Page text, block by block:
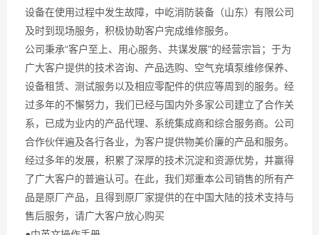
设备在使用过程中发生故障，中屹消防装备（山东）有限公司
及时到现场服务，积极协助客户完成维修服务。
公司秉承“客户至上、用心服务、共谋发展"的经营宗旨；于为
广大客户提供的技术咨询、产品选购、空气充填泵维修保养、
设备租赁、测试服务以及相应零配件的供应等周到的服务。经
过多年的不懈努力，我们已经与国内外多家公司建立了合作关
系，已成为业内的产品代理、系统集成商和综合服务商。公司
合作伙伴遍及各行各业，为客户提供物美价廉的产品和服务。
经过多年的发展，积累了深厚的技术沉淀和资源优势，并赢得
了广大客户的普遍认可。在此，我们郑重本公司销售的所有产
品是原厂产品，且得到原厂家提供的在中国大陆的技术支持与
售后服务，请广大客户放心购买